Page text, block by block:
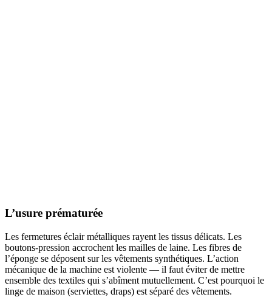
L’usure prématurée
Les fermetures éclair métalliques rayent les tissus délicats. Les
boutons-pression accrochent les mailles de laine. Les fibres de
l’éponge se déposent sur les vêtements synthétiques. L’action
mécanique de la machine est violente — il faut éviter de mettre
ensemble des textiles qui s’abîment mutuellement. C’est pourquoi le
linge de maison (serviettes, draps) est séparé des vêtements.